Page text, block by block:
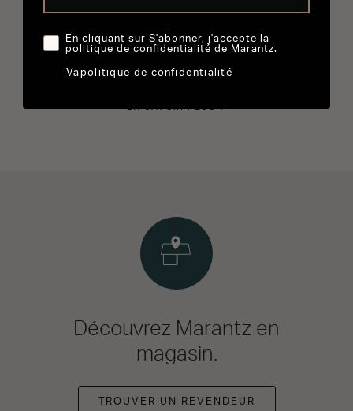
Nos Maîtres du son experts ont perfectionné l’art de la
et raffinés.
Découvrez Marantz en
magasin.
TROUVER UN REVENDEUR
En cliquant sur S'abonner, j'accepte la
politique de confidentialité de Marantz.
Vapolitique de confidentialité